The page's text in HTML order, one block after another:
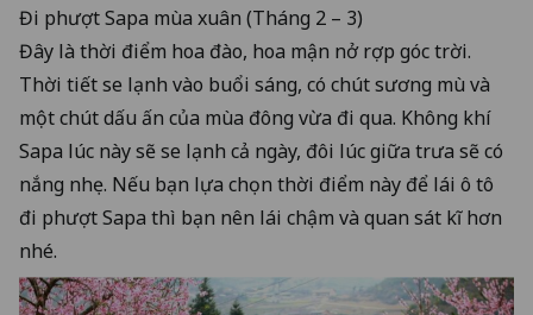
Đi phượt Sapa mùa xuân (Tháng 2 – 3)
Đây là thời điểm hoa đào, hoa mận nở rợp góc trời.
Thời tiết se lạnh vào buổi sáng, có chút sương mù và
một chút dấu ấn của mùa đông vừa đi qua. Không khí
Sapa lúc này sẽ se lạnh cả ngày, đôi lúc giữa trưa sẽ có
nắng nhẹ. Nếu bạn lựa chọn thời điểm này để lái ô tô
đi phượt Sapa thì bạn nên lái chậm và quan sát kĩ hơn
nhé.